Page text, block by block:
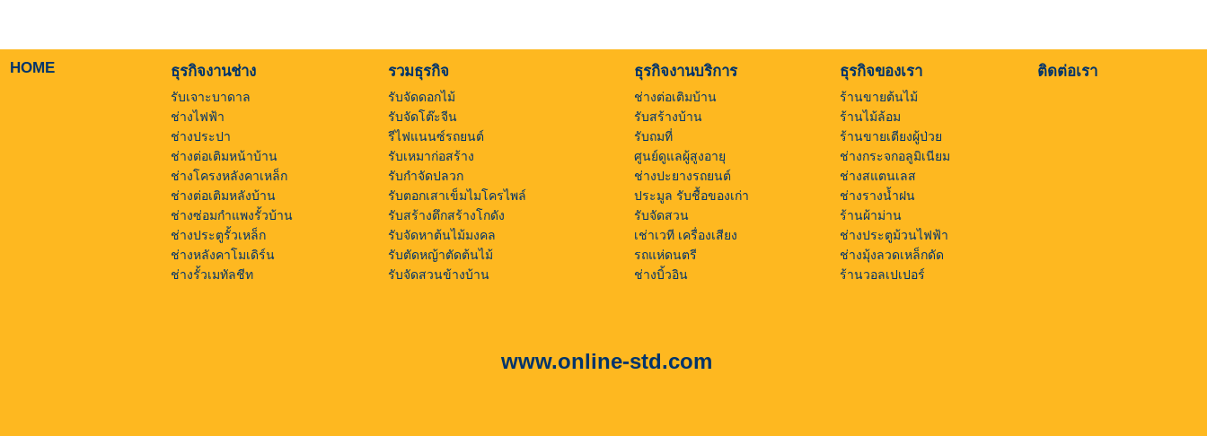
HOME ธุรกิจงานช่าง
รับเจาะบาดาล
ช่างไฟฟ้า
ช่างประปา
ช่างต่อเติมหน้าบ้าน
ช่างโครงหลังคาเหล็ก
ช่างต่อเติมหลังบ้าน
ช่างซ่อมกำแพงรั้วบ้าน
ช่างประตูรั้วเหล็ก
ช่างหลังคาโมเดิร์น
ช่างรั้วเมทัลชีท
รวมธุรกิจ
รับจัดดอกไม้
รับจัดโต๊ะจีน
รีไฟแนนซ์รถยนต์
รับเหมาก่อสร้าง
รับกำจัดปลวก
รับตอกเสาเข็มไมโครไพล์
รับสร้างตึกสร้างโกดัง
รับจัดหาต้นไม้มงคล
รับตัดหญ้าตัดต้นไม้
รับจัดสวนข้างบ้าน
ธุรกิจงานบริการ
ช่างต่อเติมบ้าน
รับสร้างบ้าน
รับถมที่
ศูนย์ดูแลผู้สูงอายุ
ช่างปะยางรถยนต์
ประมูล รับชื้อของเก่า
รับจัดสวน
เช่าเวที เครื่องเสียง
รถแห่ดนตรี
ช่างบิ้วอิน
ธุรกิจของเรา
ร้านขายต้นไม้
ร้านไม้ล้อม
ร้านขายเตียงผู้ป่วย
ช่างกระจกอลูมิเนียม
ช่างสแตนเลส
ช่างรางน้ำฝน
ร้านผ้าม่าน
ช่างประตูม้วนไฟฟ้า
ช่างมุ้งลวดเหล็กดัด
ร้านวอลเปเปอร์
ติดต่อเรา
www.online-std.com